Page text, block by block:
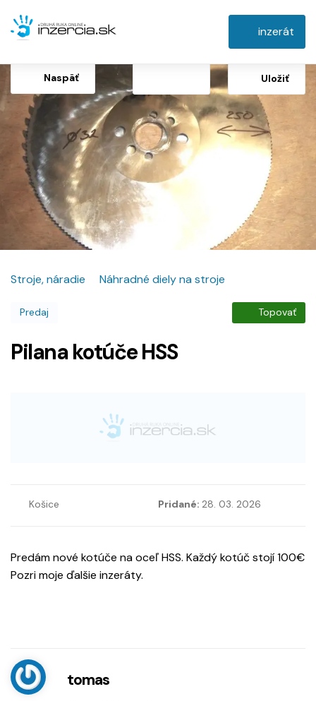
inzerát
Naspäť Uložiť
Stroje, náradie Náhradné diely na stroje
Predaj Topovať
Pilana kotúče HSS
Košice Pridané: 28. 03. 2026
Predám nové kotúče na oceľ HSS. Každý kotúč stojí 100€
Pozri moje ďalšie inzeráty.
tomas